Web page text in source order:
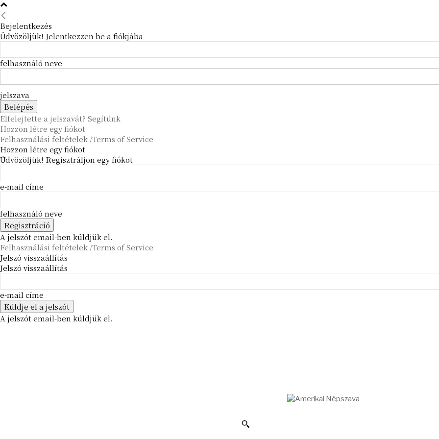
Bejelentkezés
Üdvözöljük! Jelentkezzen be a fiókjába
felhasználó neve
jelszava
Elfelejtette a jelszavát? Segítünk
Hozzon létre egy fiókot
Felhasználási feltételek /Terms of Service
Hozzon létre egy fiókot
Üdvözöljük! Regisztráljon egy fiókot
e-mail címe
felhasználó neve
A jelszót email-ben küldjük el.
Felhasználási feltételek /Terms of Service
Jelszó visszaállítás
Jelszó visszaállítás
e-mail címe
A jelszót email-ben küldjük el.